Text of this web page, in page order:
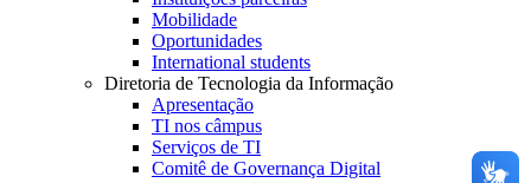
Mobilidade
Oportunidades
International students
Diretoria de Tecnologia da Informação
Apresentação
TI nos câmpus
Serviços de TI
Comitê de Governança Digital